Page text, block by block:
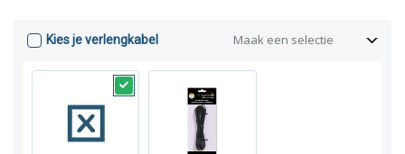
Kies je verlengkabel Maak een selectie